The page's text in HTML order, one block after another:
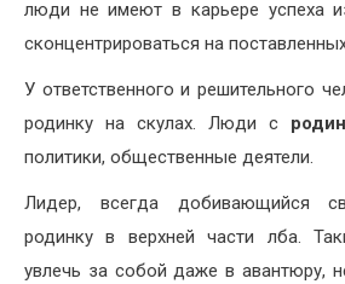
люди не имеют в карьере успеха
сконцентрироваться на
У ответственного и решительного
родинку на скулах. Люди с
политики, общественные деятели.
Лидер, всегда добивающийся
родинку в верхней части лба.
увлечь за собой даже в авантюру,